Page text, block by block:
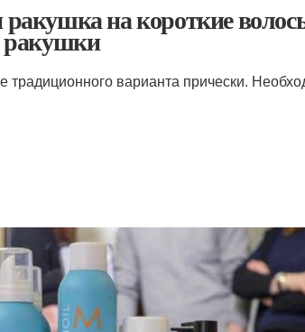
на короткие
ракушки
традиционного варианта прически.